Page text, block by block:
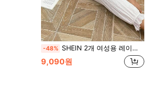
-48% SHEIN 2개 여성용 레이스 패치워크 탄력 허리 긴팔 & 팬츠 솔리드 컬러 쉬폰 파자마 세트
9,090원